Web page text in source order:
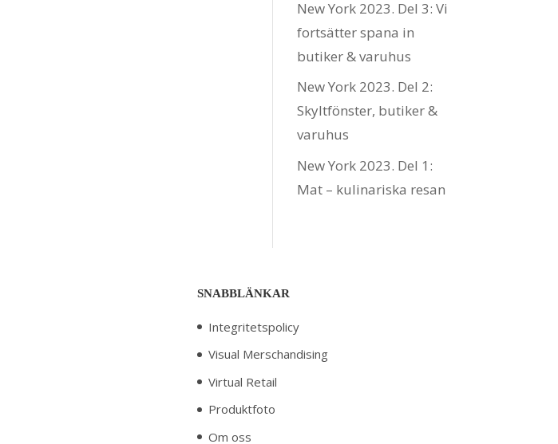
New York 2023. Del 3: Vi
fortsätter spana in
butiker & varuhus
New York 2023. Del 2:
Skyltfönster, butiker &
varuhus
New York 2023. Del 1:
Mat – kulinariska resan
SNABBLÄNKAR
Integritetspolicy
Visual Merschandising
Virtual Retail
Produktfoto
Om oss